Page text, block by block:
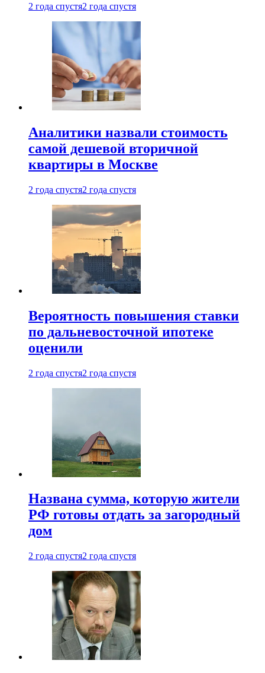
2 года спустя2 года спустя
Аналитики назвали стоимость
самой дешевой вторичной
квартиры в Москве
2 года спустя2 года спустя
Вероятность повышения ставки
по дальневосточной ипотеке
оценили
2 года спустя2 года спустя
Названа сумма, которую жители
РФ готовы отдать за загородный
дом
2 года спустя2 года спустя